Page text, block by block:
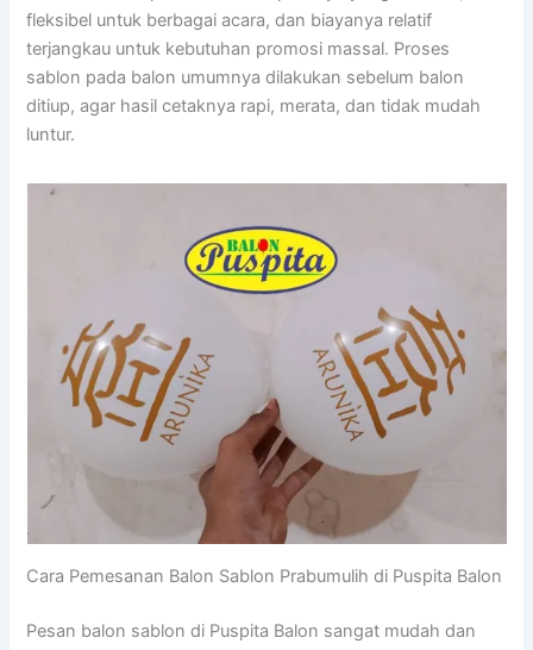
fleksibel untuk berbagai acara, dan biayanya relatif
terjangkau untuk kebutuhan promosi massal. Proses
sablon pada balon umumnya dilakukan sebelum balon
ditiup, agar hasil cetaknya rapi, merata, dan tidak mudah
luntur.
Cara Pemesanan Balon Sablon Prabumulih di Puspita Balon
Pesan balon sablon di Puspita Balon sangat mudah dan